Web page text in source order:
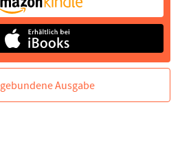
gebundene Ausgabe